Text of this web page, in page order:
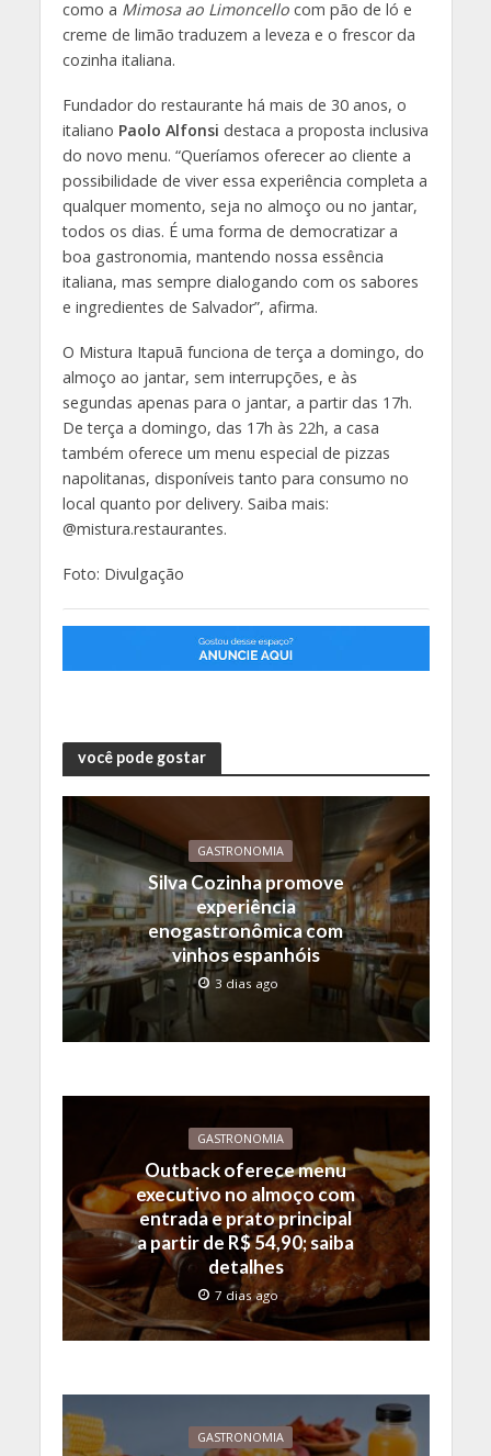
como a Mimosa ao Limoncellocom pão de ló e
creme de limão traduzem a leveza e o frescor da
cozinha italiana.
Fundador do restaurante há mais de 30 anos, o
italiano Paolo Alfonsi destaca a proposta inclusiva
do novo menu. “Queríamos oferecer ao cliente a
possibilidade de viver essa experiência completa a
qualquer momento, seja no almoço ou no jantar,
todos os dias. É uma forma de democratizar a
boa gastronomia, mantendo nossa essência
italiana, mas sempre dialogando com os sabores
e ingredientes de Salvador”, afirma.
O Mistura Itapuã funciona de terça a domingo, do
almoço ao jantar, sem interrupções, e às
segundas apenas para o jantar, a partir das 17h.
De terça a domingo, das 17h às 22h, a casa
também oferece um menu especial de pizzas
napolitanas, disponíveis tanto para consumo no
local quanto por delivery. Saiba mais:
@mistura.restaurantes.
Foto: Divulgação
você pode gostar
GASTRONOMIA
Silva Cozinha promove
experiência
enogastronômica com
vinhos espanhóis
3 dias ago
GASTRONOMIA
Outback oferece menu
executivo no almoço com
entrada e prato principal
a partir de R$ 54,90; saiba
detalhes
7 dias ago
GASTRONOMIA